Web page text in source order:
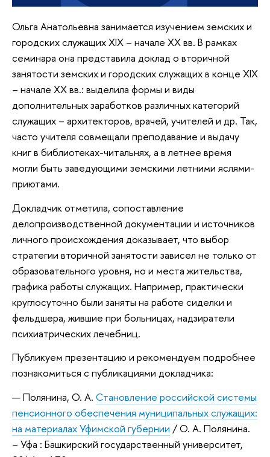
Ольга Анатольевна занимается изучением земских и
городских служащих XIX – начале XX вв. В рамках
семинара она представила доклад о вторичной
занятости земских и городских служащих в конце XIX
– начале XX вв.: выделила формы и виды
дополнительных заработков различных категорий
служащих – архитекторов, врачей, учителей и др. Так,
часто учителя совмещали преподавание и выдачу
книг в библиотеках-читальнях, а в летнее время
могли быть заведующими земскими летними яслями-
приютами.
Докладчик отметила, сопоставление
делопроизводственной документации и источников
личного происхождения доказывает, что выбор
стратегии вторичной занятости зависел не только от
образовательного уровня, но и места жительства,
графика работы служащих. Например, практически
круглосуточно были заняты на работе сиделки и
фельдшера, жившие при больницах, надзиратели
психиатрических лечебниц.
Публикуем презентацию и рекомендуем подробнее
познакомиться с публикациями докладчика:
Полянина, О. А. Становление российской системы
пенсионного обеспечения муниципальных служащих:
на материалах Уфимской губернии / О. А. Полянина.
– Уфа : Башкирский государственный университет,